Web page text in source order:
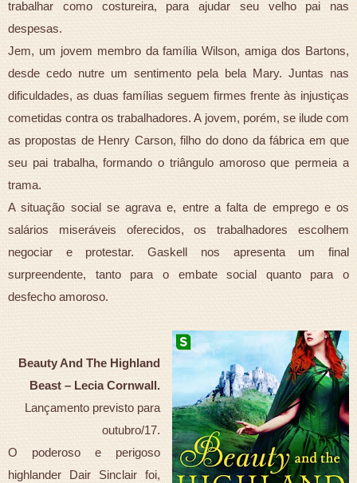
trabalhar como costureira, para ajudar seu velho pai nas
despesas.
Jem, um jovem membro da família Wilson, amiga dos Bartons,
desde cedo nutre um sentimento pela bela Mary. Juntas nas
dificuldades, as duas famílias seguem firmes frente às injustiças
cometidas contra os trabalhadores. A jovem, porém, se ilude com
as propostas de Henry Carson, filho do dono da fábrica em que
seu pai trabalha, formando o triângulo amoroso que permeia a
trama.
A situação social se agrava e, entre a falta de emprego e os
salários miseráveis oferecidos, os trabalhadores escolhem
negociar e protestar. Gaskell nos apresenta um final
surpreendente, tanto para o embate social quanto para o
desfecho amoroso.
Beauty And The Highland
Beast – Lecia Cornwall.
Lançamento previsto para
outubro/17.
O poderoso e perigoso
highlander Dair Sinclair foi,